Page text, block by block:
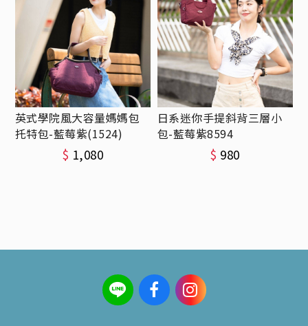
英式學院風大容量媽媽包
托特包-藍莓紫(1524)
$ 1,080
日系迷你手提斜背三層小
包-藍莓紫8594
$ 980